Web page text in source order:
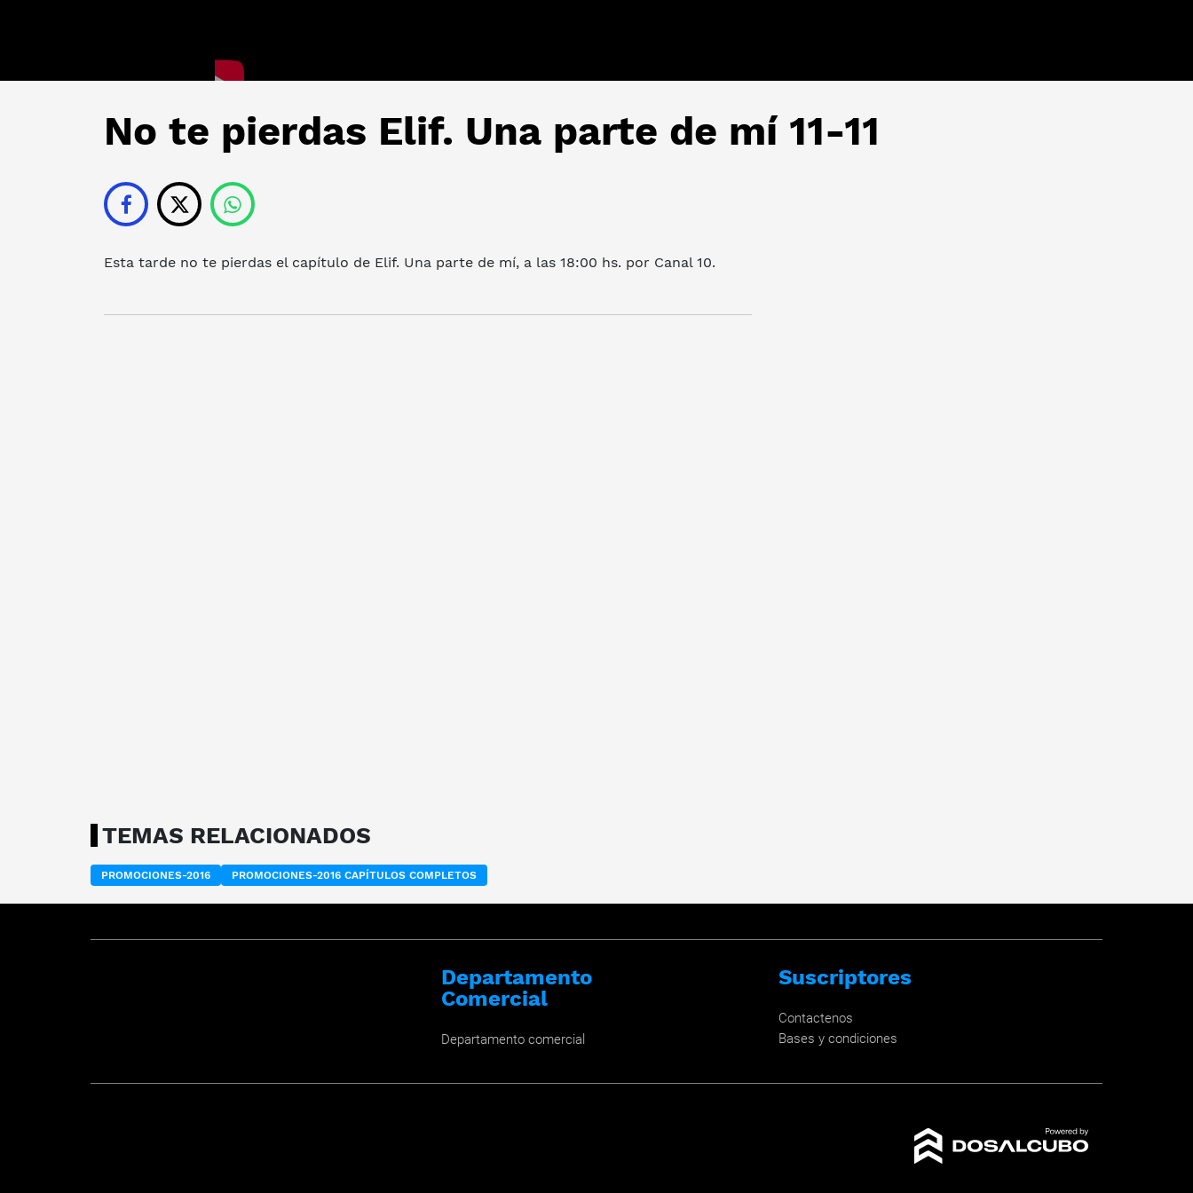
No te pierdas Elif. Una parte de mí 11-11
Esta tarde no te pierdas el capítulo de Elif. Una parte de mí, a las 18:00 hs. por Canal 10.
TEMAS RELACIONADOS
PROMOCIONES-2016 PROMOCIONES-2016 CAPÍTULOS COMPLETOS
Departamento
Comercial
Departamento comercial
Suscriptores
Contactenos
Bases y condiciones